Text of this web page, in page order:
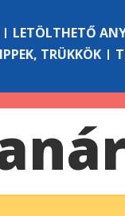
LETÖLTHETŐ
TRÜKKÖK